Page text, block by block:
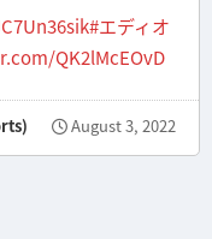
#エディオ
QK2lMcEOvD
August 3, 2022